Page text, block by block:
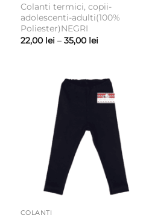
Colanti termici, copii-
adolescenti-adulti(100%
Poliester)NEGRI
22,00 lei – 35,00 leiInterval
la
35,00 lei
COLANTI